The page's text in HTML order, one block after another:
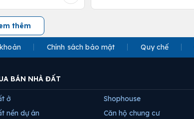
thêm
Chính sách bảo mật Quy chế
BÁN NHÀ ĐẤT
ở
nền dự án
Shophouse
Căn hộ chung cư